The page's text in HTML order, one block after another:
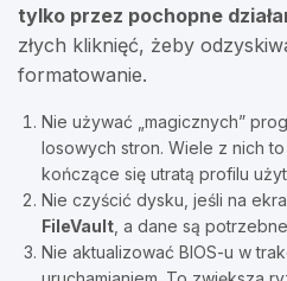
tylko przez pochopne
złych kliknięć, żeby
formatowanie.
Nie używać „magicznych”
losowych stron. Wiele z nich
kończące się utratą profilu
Nie czyścić dysku, jeśli na
FileVault , a dane są
Nie aktualizować BIOS-u w